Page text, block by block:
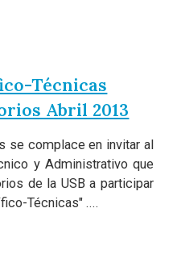
Técnicas
Abril 2013
se complace en invitar al
y Administrativo que
de la USB a participar
Técnicas" ....